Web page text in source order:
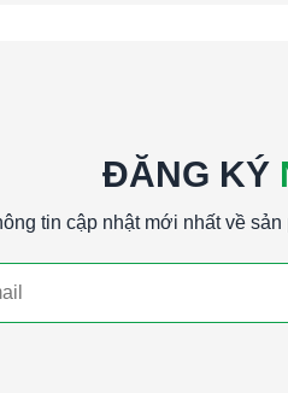
không khí tổng thể trong
ĐĂNG KÝ
tin cập nhật mới nhất về